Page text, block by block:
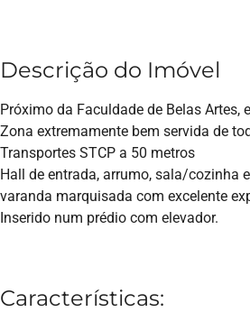
Descrição do Imóvel
Próximo da Faculdade de Belas
Zona extremamente bem servida de
Transportes STCP a 50 metros
Hall de entrada, arrumo, sala/cozinha
varanda marquisada com excelente
Inserido num prédio com elevador.
Características: